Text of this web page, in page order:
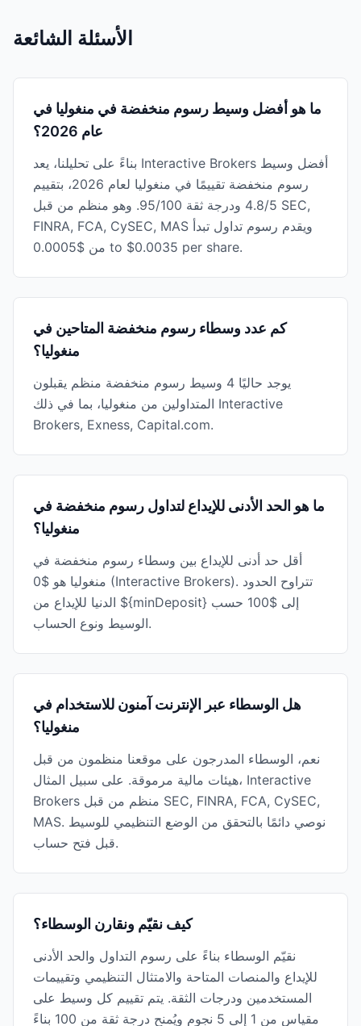
الأسئلة الشائعة
ما هو أفضل وسيط رسوم منخفضة في منغوليا في
عام 2026؟
بناءً على تحليلنا، يعد Interactive Brokers أفضل وسيط
رسوم منخفضة تقييمًا في منغوليا لعام 2026، بتقييم
4.8/5 ودرجة ثقة 95/100. وهو منظم من قبل SEC,
FINRA, FCA, CySEC, MAS ويقدم رسوم تداول تبدأ
من $0.0005 to $0.0035 per share.
كم عدد وسطاء رسوم منخفضة المتاحين في
منغوليا؟
يوجد حاليًا 4 وسيط رسوم منخفضة منظم يقبلون
المتداولين من منغوليا، بما في ذلك Interactive
Brokers, Exness, Capital.com.
ما هو الحد الأدنى للإيداع لتداول رسوم منخفضة في
منغوليا؟
أقل حد أدنى للإيداع بين وسطاء رسوم منخفضة في
منغوليا هو $0 (Interactive Brokers). تتراوح الحدود
الدنيا للإيداع من ${minDeposit} إلى $100 حسب
الوسيط ونوع الحساب.
هل الوسطاء عبر الإنترنت آمنون للاستخدام في
منغوليا؟
نعم، الوسطاء المدرجون على موقعنا منظمون من قبل
هيئات مالية مرموقة. على سبيل المثال، Interactive
Brokers منظم من قبل SEC, FINRA, FCA, CySEC,
MAS. نوصي دائمًا بالتحقق من الوضع التنظيمي للوسيط
قبل فتح حساب.
كيف نقيّم ونقارن الوسطاء؟
نقيّم الوسطاء بناءً على رسوم التداول والحد الأدنى
للإيداع والمنصات المتاحة والامتثال التنظيمي وتقييمات
المستخدمين ودرجات الثقة. يتم تقييم كل وسيط على
مقياس من 1 إلى 5 نجوم ويُمنح درجة ثقة من 100 بناءً